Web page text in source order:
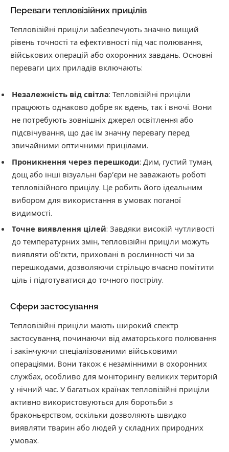
Переваги тепловізійних прицілів
Тепловізійні приціли забезпечують значно вищий
рівень точності та ефективності під час полювання,
військових операцій або охоронних завдань. Основні
переваги цих приладів включають:
Незалежність від світла: Тепловізійні приціли
працюють однаково добре як вдень, так і вночі. Вони
не потребують зовнішніх джерел освітлення або
підсвічування, що дає їм значну перевагу перед
звичайними оптичними прицілами.
Проникнення через перешкоди: Дим, густий туман,
дощ або інші візуальні бар’єри не заважають роботі
тепловізійного прицілу. Це робить його ідеальним
вибором для використання в умовах поганої
видимості.
Точне виявлення цілей: Завдяки високій чутливості
до температурних змін, тепловізійні приціли можуть
виявляти об’єкти, приховані в рослинності чи за
перешкодами, дозволяючи стрільцю вчасно помітити
ціль і підготуватися до точного пострілу.
Сфери застосування
Тепловізійні приціли мають широкий спектр
застосування, починаючи від аматорського полювання
і закінчуючи спеціалізованими військовими
операціями. Вони також є незамінними в охоронних
службах, особливо для моніторингу великих територій
у нічний час. У багатьох країнах тепловізійні приціли
активно використовуються для боротьби з
браконьєрством, оскільки дозволяють швидко
виявляти тварин або людей у складних природних
умовах.